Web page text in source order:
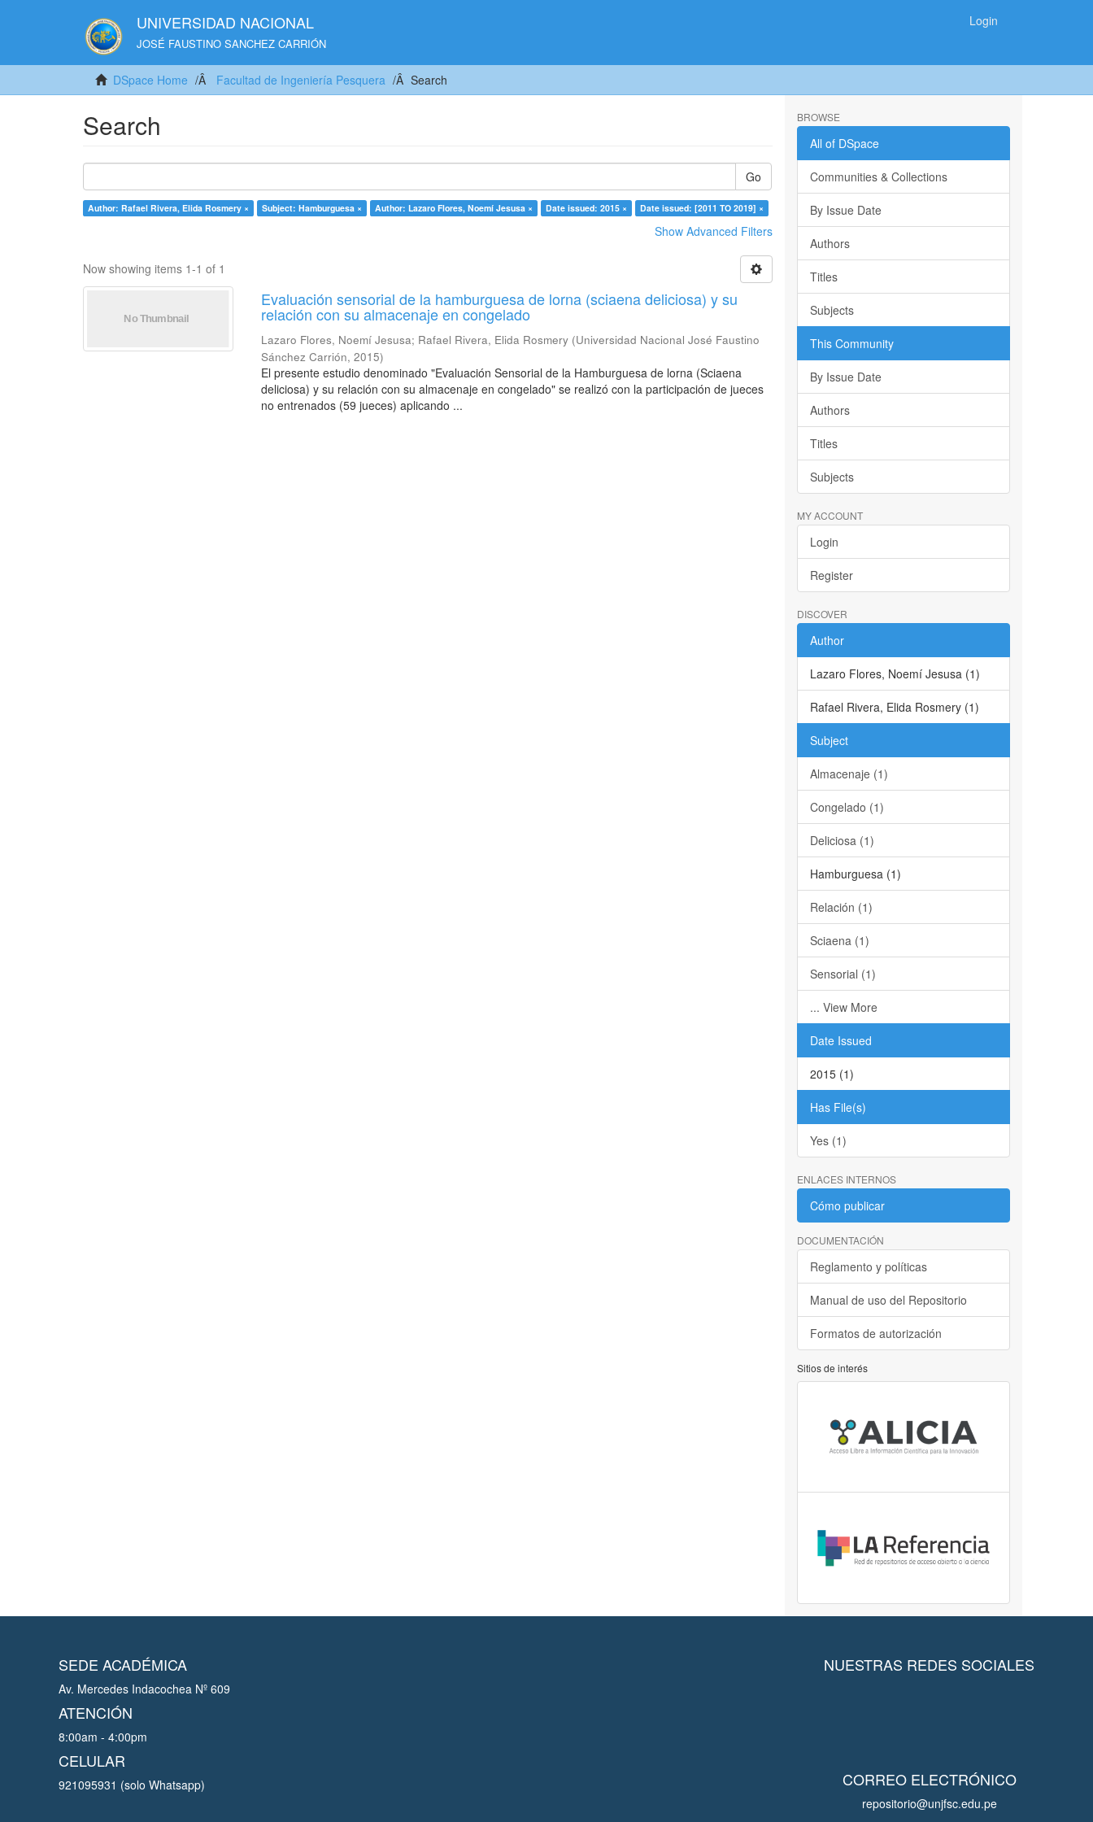
UNIVERSIDAD NACIONAL
JOSÉ FAUSTINO SANCHEZ CARRIÓN
Login
DSpace Home Facultad de Ingeniería Pesquera Search
Search
Go
Author: Rafael Rivera, Elida Rosmery × Subject: Hamburguesa × Author: Lazaro Flores, Noemí Jesusa × Date issued: 2015 × Date issued: [2011 TO 2019] ×
Show Advanced Filters
Now showing items 1-1 of 1
Evaluación sensorial de la hamburguesa de lorna (sciaena deliciosa) y su
relación con su almacenaje en congelado
Lazaro Flores, Noemí Jesusa; Rafael Rivera, Elida Rosmery (Universidad Nacional José Faustino
Sánchez Carrión,2015)
El presente estudio denominado "Evaluación Sensorial de la Hamburguesa de lorna (Sciaena
deliciosa) y su relación con su almacenaje en congelado" se realizó con la participación de jueces
no entrenados (59 jueces) aplicando ...
BROWSE
All of DSpace
Communities & Collections
By Issue Date
Authors
Titles
Subjects
This Community
By Issue Date
Authors
Titles
Subjects
MY ACCOUNT
Login
Register
DISCOVER
Author
Lazaro Flores, Noemí Jesusa (1)
Rafael Rivera, Elida Rosmery (1)
Subject
Almacenaje (1)
Congelado (1)
Deliciosa (1)
Hamburguesa (1)
Relación (1)
Sciaena (1)
Sensorial (1)
... View More
Date Issued
2015 (1)
Has File(s)
Yes (1)
ENLACES INTERNOS
Cómo publicar
DOCUMENTACIÓN
Reglamento y políticas
Manual de uso del Repositorio
Formatos de autorización
Sitios de interés
SEDE ACADÉMICA
Av. Mercedes Indacochea Nº 609
ATENCIÓN
8:00am - 4:00pm
CELULAR
921095931 (solo Whatsapp)
NUESTRAS REDES SOCIALES
CORREO ELECTRÓNICO
repositorio@unjfsc.edu.pe